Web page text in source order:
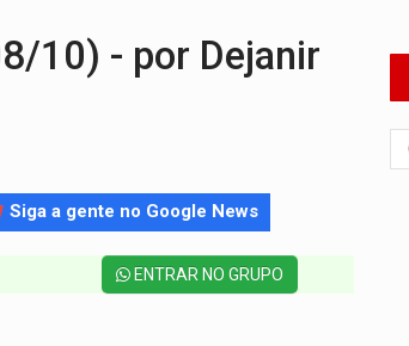
10) - por Dejanir
Siga a gente no Google News
ENTRAR NO GRUPO